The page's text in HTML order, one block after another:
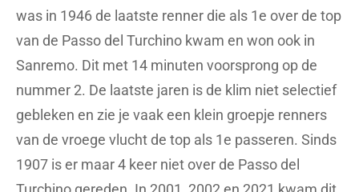
was in 1946 de laatste renner die als 1e over de top
van de Passo del Turchino kwam en won ook in
Sanremo. Dit met 14 minuten voorsprong op de
nummer 2. De laatste jaren is de klim niet selectief
gebleken en zie je vaak een klein groepje renners
van de vroege vlucht de top als 1e passeren. Sinds
1907 is er maar 4 keer niet over de Passo del